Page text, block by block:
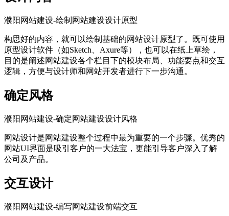
濮阳网站建设-绘制网站建设设计原型
构思好的内容，就可以绘制基础的网站设计原型了。既可使用
原型设计软件（如Sketch、Axure等），也可以在纸上草绘，
目的是阐述网站建设各个栏目下的模块布局、功能要点和交互
逻辑，方便与设计师和网站开发者进行下一步沟通。
确定风格
濮阳网站建设-确定网站建设设计风格
网站设计是网站建设整个过程中最为重要的一个步骤。优秀的
网站UI界面是吸引客户的一大法宝，更能引导客户深入了解
公司及产品。
交互设计
濮阳网站建设-编写网站建设前端交互